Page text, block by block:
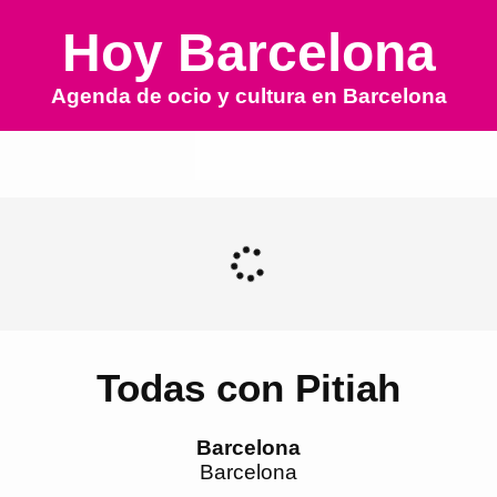
Hoy Barcelona
Agenda de ocio y cultura en Barcelona
Todas con Pitiah
Barcelona
Barcelona